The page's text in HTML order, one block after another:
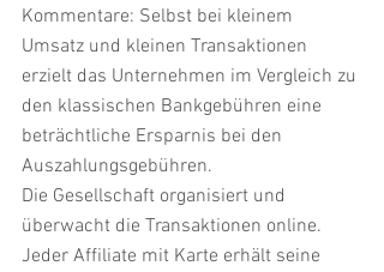
Kommentare: Selbst bei kleinem
Umsatz und kleinen Transaktionen
erzielt das Unternehmen im Vergleich zu
den klassischen Bankgebühren eine
beträchtliche Ersparnis bei den
Auszahlungsgebühren.
Die Gesellschaft organisiert und
überwacht die Transaktionen online.
Jeder Affiliate mit Karte erhält seine